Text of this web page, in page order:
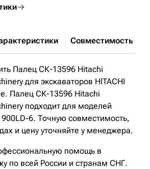
Совместимость
Палец СК-13596 Hitachi
для экскаваторов HITACHI
Палец СК-13596 Hitachi
подходит для моделей
6. Точную совместимость,
и цену уточняйте у менеджера.
помощь в
по всей России и странам СНГ.